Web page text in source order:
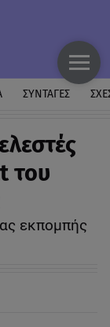
ΣΥΝΤΑΓΕΣ
του
εκπομπής